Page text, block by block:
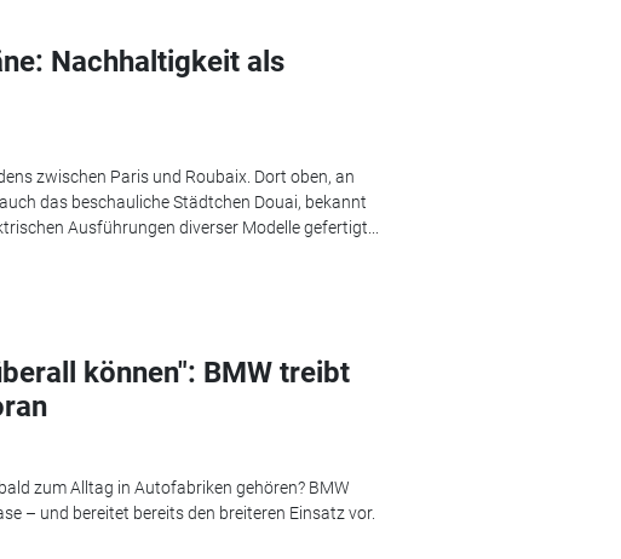
Nachhaltigkeit als
zwischen Paris und Roubaix. Dort oben, an
das beschauliche Städtchen Douai, bekannt
Ausführungen diverser Modelle gefertigt...
können": BMW treibt
zum Alltag in Autofabriken gehören? BMW
– und bereitet bereits den breiteren Einsatz vor.